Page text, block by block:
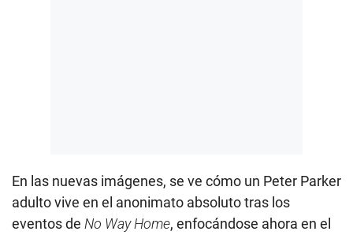
En las nuevas imágenes, se ve cómo un Peter Parker
adulto vive en el anonimato absoluto tras los
eventos de No Way Home, enfocándose ahora en el